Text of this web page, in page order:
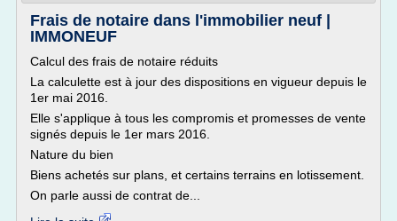
Frais de notaire dans l'immobilier neuf |
IMMONEUF
Calcul des frais de notaire réduits
La calculette est à jour des dispositions en vigueur depuis le
1er mai 2016.
Elle s'applique à tous les compromis et promesses de vente
signés depuis le 1er mars 2016.
Nature du bien
Biens achetés sur plans, et certains terrains en lotissement.
On parle aussi de contrat de...